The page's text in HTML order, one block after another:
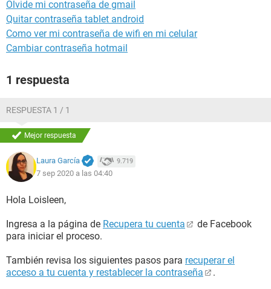
Olvide mi contraseña de gmail
Quitar contraseña tablet android
Como ver mi contraseña de wifi en mi celular
Cambiar contraseña hotmail
1 respuesta
RESPUESTA 1 / 1
Mejor respuesta
Laura García 9.719
7 sep 2020 a las 04:40
Hola Loisleen,
Ingresa a la página de Recupera tu cuenta
de Facebook
para iniciar el proceso.
También revisa los siguientes pasos para recuperar el
acceso a tu cuenta y restablecer la contraseña
.